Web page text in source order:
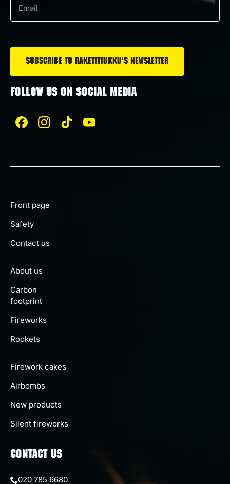
Email
FOLLOW US ON SOCIAL MEDIA
Front page
Safety
Contact us
About us
Carbon
footprint
Fireworks
Rockets
Firework cakes
Airbombs
New products
Silent fireworks
CONTACT US
020 785 6680